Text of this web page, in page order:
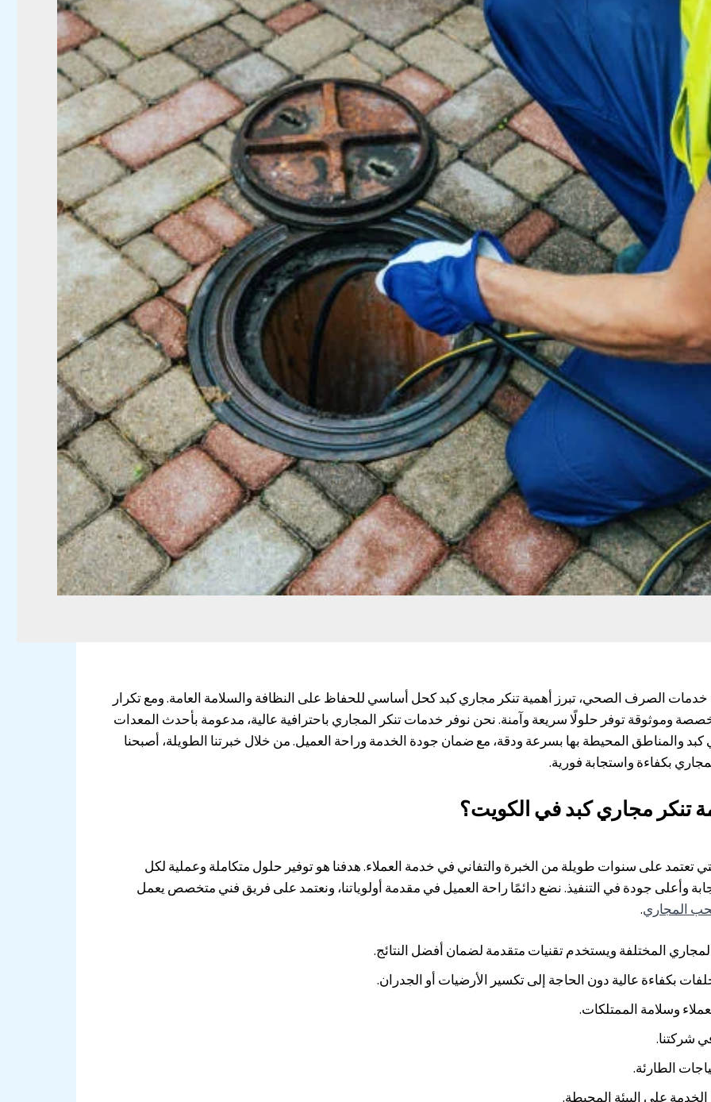
خدمات الصرف الصحي، تبرز أهمية تنكر مجاري كبد كحل أساسي للحفاظ على النظافة والسلامة العامة. ومع تكرار
وموثوقة توفر حلولًا سريعة وآمنة. نحن نوفر خدمات تنكر المجاري باحترافية عالية، مدعومة بأحدث المعدات
والمناطق المحيطة بها بسرعة ودقة، مع ضمان جودة الخدمة وراحة العميل. من خلال خبرتنا الطويلة، أصبحنا
بكفاءة واستجابة فورية.
تنكر مجاري كبد في الكويت؟
على سنوات طويلة من الخبرة والتفاني في خدمة العملاء. هدفنا هو توفير حلول متكاملة وعملية لكل
وأعلى جودة في التنفيذ. نضع دائمًا راحة العميل في مقدمة أولوياتنا، ونعتمد على فريق فني متخصص يعمل
المجاري.
المختلفة ويستخدم تقنيات متقدمة لضمان أفضل النتائج.
بكفاءة عالية دون الحاجة إلى تكسير الأرضيات أو الجدران.
وسلامة الممتلكات.
شركتنا.
الطارئة.
على البيئة المحيطة.